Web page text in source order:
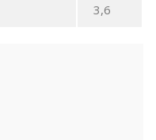
3,6